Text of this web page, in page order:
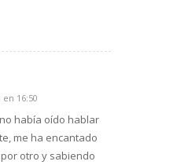
16:50
había oído hablar
me ha encantado
otro y sabiendo